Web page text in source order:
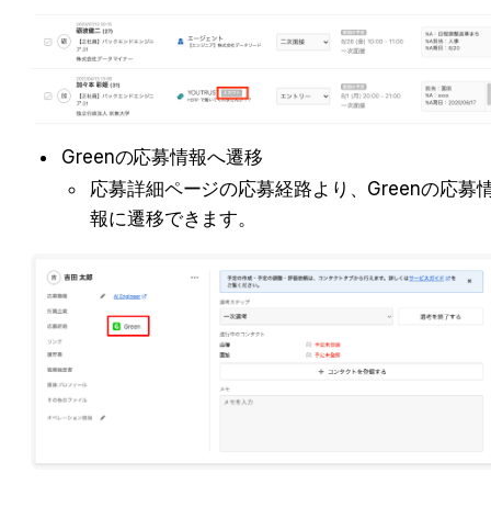
Greenの応募情報へ遷移
応募詳細ページの応募経路より、Greenの応募
報に遷移できます。